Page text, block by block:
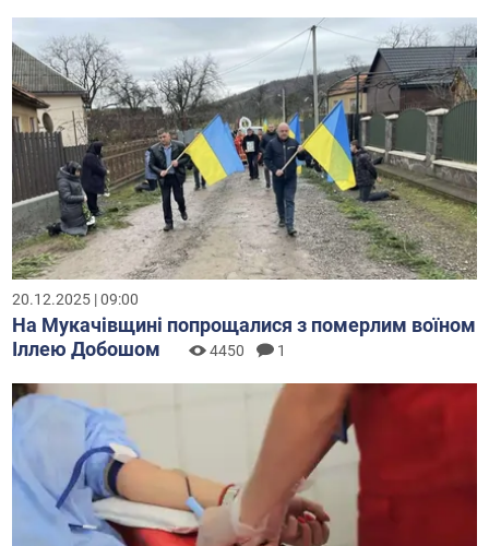
20.12.2025 | 09:00
На Мукачівщині попрощалися з померлим воїном
Іллею Добошом
4450 1